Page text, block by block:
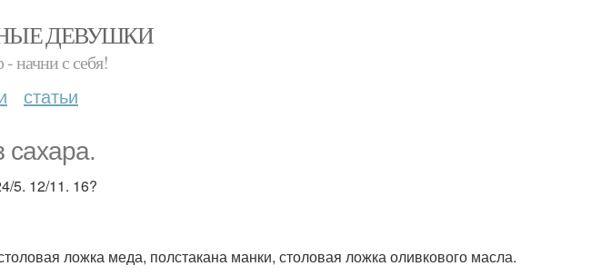
ДЕВУШКИ
начни с себя!
статьи
сахара.
5. 12/11. 16?
ложка меда, полстакана манки, столовая ложка оливкового масла.